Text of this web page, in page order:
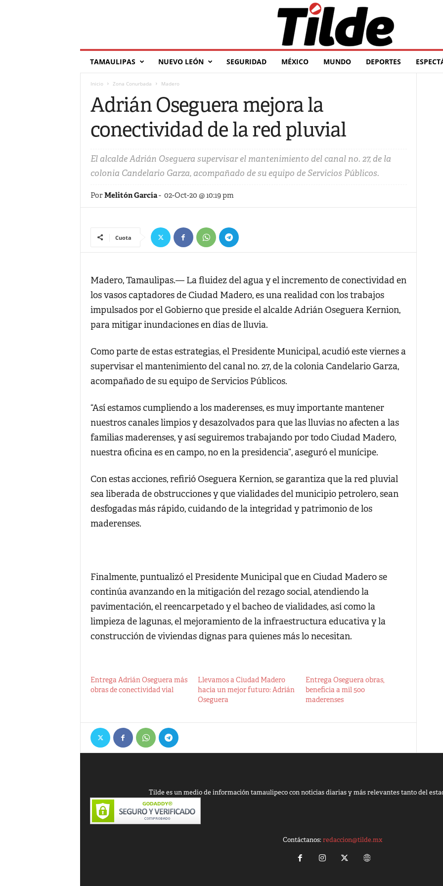
T
l
TAMAULIPAS NUEVO LEÓN SEGURIDAD MÉXICO MUNDO DEPORTES
Inicio Zona Conurbada Madero
Adrián Oseguera mejora la
conectividad de la red pluvial
El alcalde Adrián Oseguera supervisar el mantenimiento del canal no. 27, de la
colonia Candelario Garza, acompañado de su equipo de Servicios Públicos.
PorMelitón García- 02-Oct-20 @ 10:19 pm
Cuota
Madero, Tamaulipas.— La fluidez del agua y el incremento de conectividad en
los vasos captadores de Ciudad Madero, es una realidad con los trabajos
impulsados por el Gobierno que preside el alcalde Adrián Oseguera Kernion,
para mitigar inundaciones en días de lluvia.
Como parte de estas estrategias, el Presidente Municipal, acudió este viernes a
supervisar el mantenimiento del canal no. 27, de la colonia Candelario Garza,
acompañado de su equipo de Servicios Públicos.
“Así estamos cumpliendo a los maderenses, es muy importante mantener
nuestros canales limpios y desazolvados para que las lluvias no afecten a las
familias maderenses, y así seguiremos trabajando por todo Ciudad Madero,
nuestra oficina es en campo, no en la presidencia”, aseguró el munícipe.
Con estas acciones, refirió Oseguera Kernion, se garantiza que la red pluvial
sea liberada de obstrucciones y que vialidades del municipio petrolero, sean
desfogadas más rápido, cuidando de la integridad y patrimonio de los
maderenses.
Finalmente, puntualizó el Presidente Municipal que en Ciudad Madero se
continúa avanzando en la mitigación del rezago social, atendiendo la
pavimentación, el reencarpetado y el bacheo de vialidades, así como la
limpieza de lagunas, el mejoramiento de la infraestructura educativa y la
construcción de viviendas dignas para quienes más lo necesitan.
Entrega Adrián Oseguera más
obras de conectividad vial
Llevamos a Ciudad Madero
hacia un mejor futuro: Adrián
Oseguera
Entrega Oseguera obras,
beneficia a mil 500
maderenses
Tilde es un medio de información tamaulipeco con noticias diarias y más relevantes tanto del
Contáctanos:redaccion@tilde.mx